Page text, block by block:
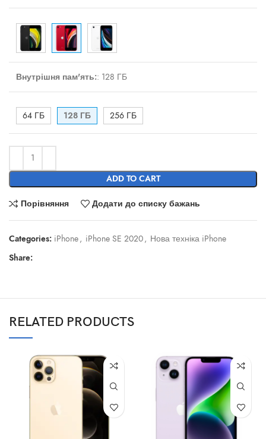
Внутрішня пам'ять:: 128 ГБ
64 ГБ 128 ГБ 256 ГБ
ADD TO CART
Порівняння Додати до списку бажань
Categories: iPhone, iPhone SE 2020, Нова техніка iPhone
Share:
RELATED PRODUCTS